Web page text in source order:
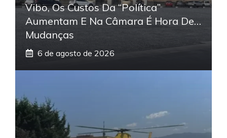
Vibo, Os Custos Da “política”
Aumentam E Na Câmara É Hora De…
Mudanças
6 de agosto de 2026